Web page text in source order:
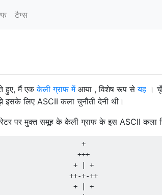
टैग्‍स
हुए, मैं एककेली ग्राफ मेंआया , विशेष रूप सेयह ।
लिए ASCII कला चुनौती देनी थी।
पर मुक्त समूह के केली ग्राफ के इस ASCII कला